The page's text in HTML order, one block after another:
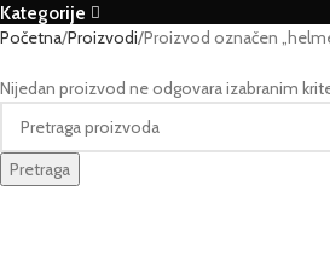
Kategorije
Početna Proizvodi Proizvod označen
Nijedan proizvod ne odgovara izabranim
Pretraga